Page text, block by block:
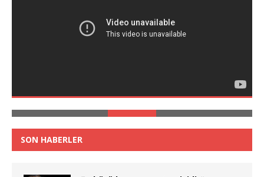
SON HABERLER